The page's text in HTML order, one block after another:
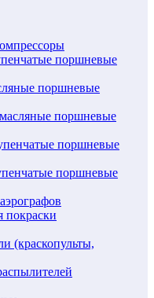
поршневые
поршневые
поршневые
поршневые
поршневые
покраски
(краскопульты,